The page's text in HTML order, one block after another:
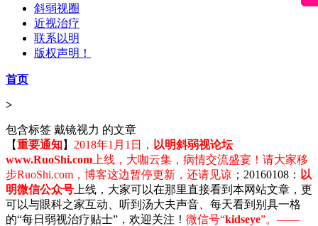
斜弱视圈
近视治疗
联系以明
版权声明！
首页
>
包含标签 戴镜视力 的文章
【重要通知】 2018年1月1日， 以明斜弱视论坛
www.RuoShi.com 上线，大咖云集，病情交流盛宴！请大家移
步RuoShi.com，博客这边暂停更新，还请见谅 ；20160108： 以
明微信公众号 上线，大家可以在那里直接看到本网站文章，更
可以与眼科之家互动、听到汤大夫声音、每天看到别具一格
的“每日弱视治疗贴士”，欢迎关注！ 微信号“kidseye”。——